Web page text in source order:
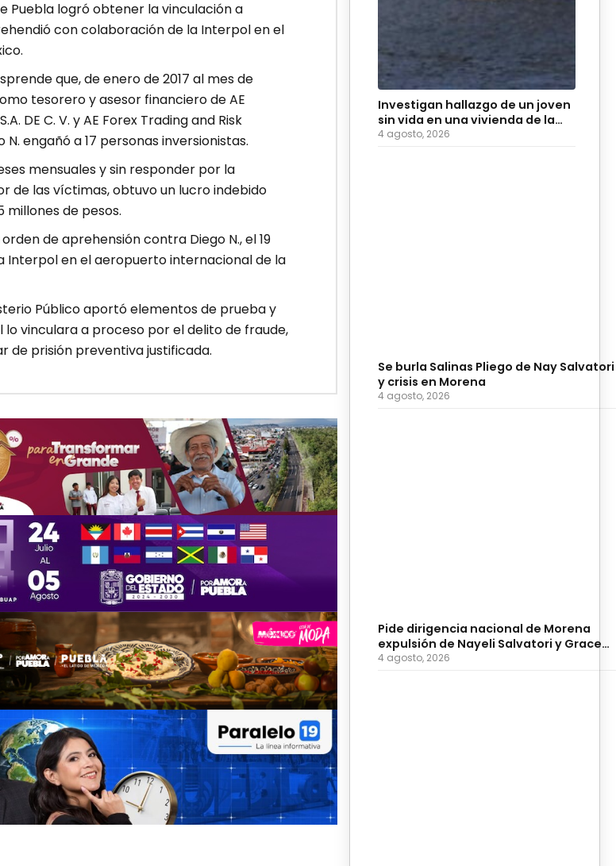
Puebla logró obtener la vinculación a
con colaboración de la Interpol en el
que, de enero de 2017 al mes de
tesorero y asesor financiero de AE
DE C. V. y AE Forex Trading and Risk
N. engañó a 17 personas inversionistas.
mensuales y sin responder por la
de las víctimas, obtuvo un lucro indebido
de pesos.
de aprehensión contra Diego N., el 19
Interpol en el aeropuerto internacional de la
Público aportó elementos de prueba y
lo vinculara a proceso por el delito de fraude,
de prisión preventiva justificada.
Investigan hallazgo de un joven
sin vida en una vivienda de la
colonia Hidalgo
4 agosto, 2026
Se burla Salinas Pliego de Nay Salvatori
y crisis en Morena
4 agosto, 2026
Pide dirigencia nacional de Morena
expulsión de Nayeli Salvatori y Grace
Palomares
4 agosto, 2026